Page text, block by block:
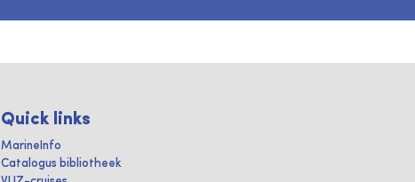
Quick links
MarineInfo
Catalogus bibliotheek